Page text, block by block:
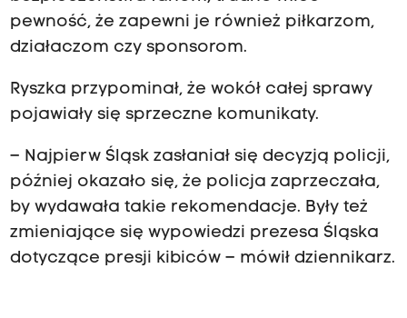
pewność, że zapewni je również piłkarzom,
działaczom czy sponsorom.
Ryszka przypominał, że wokół całej sprawy
pojawiały się sprzeczne komunikaty.
– Najpierw Śląsk zasłaniał się decyzją policji,
później okazało się, że policja zaprzeczała,
by wydawała takie rekomendacje. Były też
zmieniające się wypowiedzi prezesa Śląska
dotyczące presji kibiców – mówił dziennikarz.